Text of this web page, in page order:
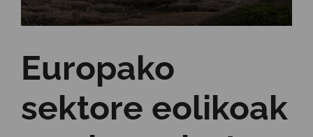
Europako
sektore eolikoak